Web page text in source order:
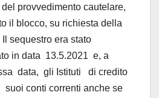
provvedimento cautelare,
il blocco, su richiesta della
sequestro era stato
in data 13.5.2021 e, a
data, gli Istituti di credito
conti correnti anche se